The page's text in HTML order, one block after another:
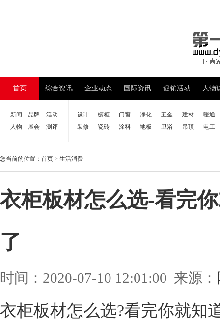
首页 综合资讯 企业动态 国际资讯 促销活动 人物
新闻 品牌
活动
人物
展会 测评
设计 橱柜 门窗 净化 五金 建材
暖通
装修
瓷砖 涂料 地板 卫浴 吊顶 电工
您当前的位置： 首页 > 生活消费
衣柜板材怎么选-看完
了
时间：2020-07-10 12:01:00 来源：
衣柜板材怎么选?看完你就知